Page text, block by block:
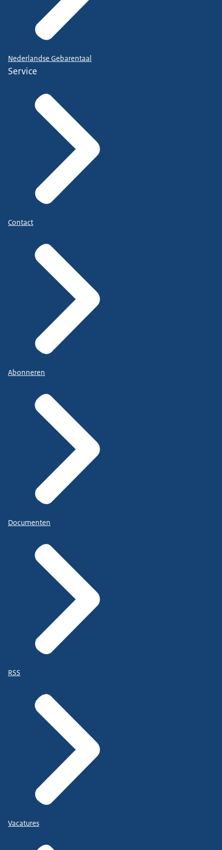
Nederlandse Gebarentaal
Service
Contact
Abonneren
Documenten
RSS
Vacatures